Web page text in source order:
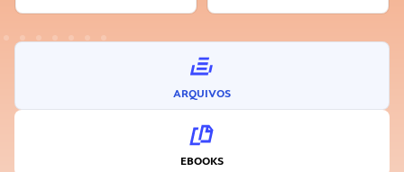
ARQUIVOS
EBOOKS